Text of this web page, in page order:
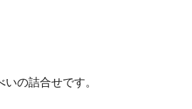
の詰合せです。